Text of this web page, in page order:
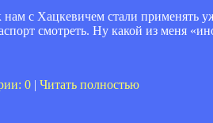
с Хацкевичем стали применять
смотреть. Ну какой из меня
0 | Читать полностью